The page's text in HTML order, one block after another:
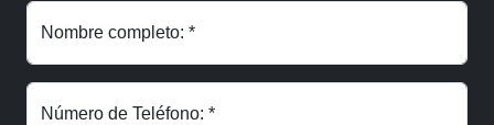
Nombre completo: *
Número de Teléfono: *